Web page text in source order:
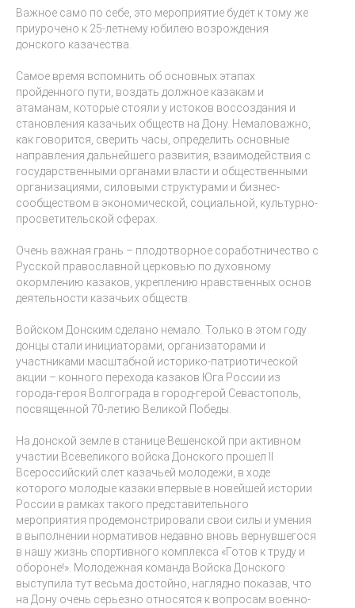
Важное само по себе, это мероприятие будет к тому же
приурочено к 25-летнему юбилею возрождения
донского казачества.
Самое время вспомнить об основных этапах
пройденного пути, воздать должное казакам и
атаманам, которые стояли у истоков воссоздания и
становления казачьих обществ на Дону. Немаловажно,
как говорится, сверить часы, определить основные
направления дальнейшего развития, взаимодействия с
государственными органами власти и общественными
организациями, силовыми структурами и бизнес-
сообществом в экономической, социальной, культурно-
просветительской сферах.
Очень важная грань – плодотворное соработничество с
Русской православной церковью по духовному
окормлению казаков, укреплению нравственных основ
деятельности казачьих обществ.
Войском Донским сделано немало. Только в этом году
донцы стали инициаторами, организаторами и
участниками масштабной историко-патриотической
акции – конного перехода казаков Юга России из
города-героя Волгограда в город-герой Севастополь,
посвященной 70-летию Великой Победы.
На донской земле в станице Вешенской при активном
участии Всевеликого войска Донского прошел II
Всероссийский слет казачьей молодежи, в ходе
которого молодые казаки впервые в новейшей истории
России в рамках такого представительного
мероприятия продемонстрировали свои силы и умения
в выполнении нормативов недавно вновь вернувшегося
в нашу жизнь спортивного комплекса «Готов к труду и
обороне!». Молодежная команда Войска Донского
выступила тут весьма достойно, наглядно показав, что
на Дону очень серьезно относятся к вопросам военно-